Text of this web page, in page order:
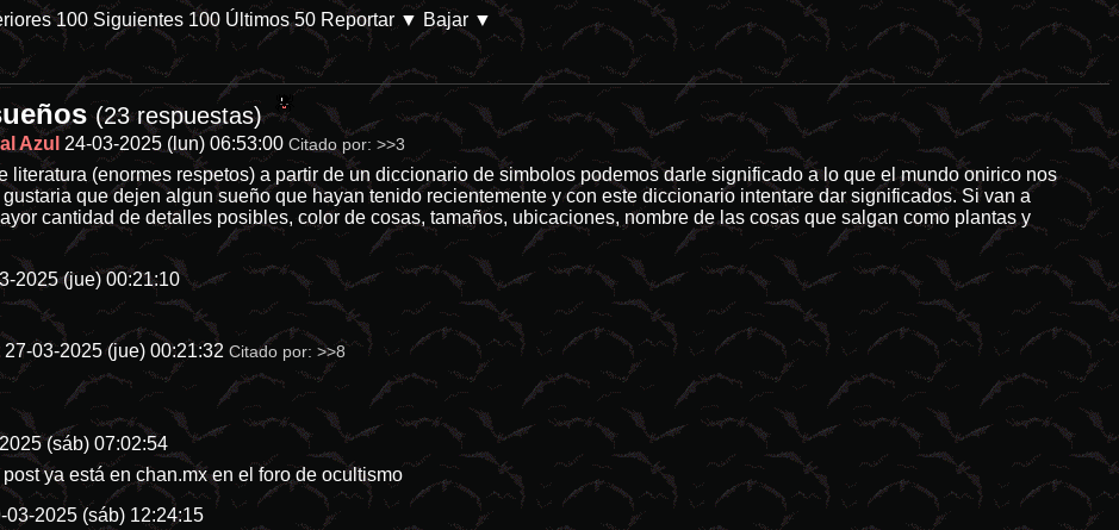
28144-categoria-8 En Prime Video. Parece que las películas de desastres naturales tienden a ser el idóneo campo de cultivo para las
100 Siguientes 100 Últimos 50 Reportar ▼ Bajar ▼
(23 respuestas)
Azul 24-03-2025 (lun) 06:53:00 Citado por:>>3
literatura (enormes respetos) a partir de un diccionario de simbolos podemos darle significado a lo que el mundo onirico nos
que dejen algun sueño que hayan tenido recientemente y con este diccionario intentare dar significados. Si van a
cantidad de detalles posibles, color de cosas, tamaños, ubicaciones, nombre de las cosas que salgan como plantas y
2025 (jue) 00:21:10
27-03-2025 (jue) 00:21:32 Citado por:>>8
(sáb) 07:02:54
ya está en chan.mx en el foro de ocultismo
03-2025 (sáb) 12:24:15